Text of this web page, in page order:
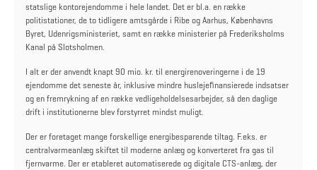
statslige kontorejendomme i hele landet. Det er bl.a. en række
politistationer, de to tidligere amtsgårde i Ribe og Aarhus, Københavns
Byret, Udenrigsministeriet, samt en række ministerier på Frederiksholms
Kanal på Slotsholmen.
I alt er der anvendt knapt 90 mio. kr. til energirenoveringerne i de 19
ejendomme det seneste år, inklusive mindre huslejefinansierede indsatser
og en fremrykning af en række vedligeholdelsesarbejder, så den daglige
drift i institutionerne blev forstyrret mindst muligt.
Der er foretaget mange forskellige energibesparende tiltag. F.eks. er
centralvarmeanlæg skiftet til moderne anlæg og konverteret fra gas til
fjernvarme. Der er etableret automatiserede og digitale CTS-anlæg, der